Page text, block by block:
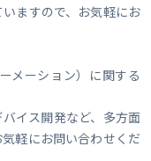
ますので、お気軽にお
メーション）に関する
イス開発など、多方面
軽にお問い合わせくだ